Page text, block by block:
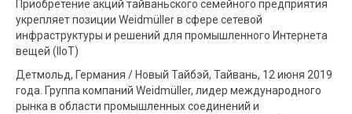
Приобретение акций тайваньского семейного предприятия
укрепляет позиции Weidmüller в сфере сетевой
инфраструктуры и решений для промышленного Интернета
вещей (IIoT)
Детмольд, Германия / Новый Тайбэй, Тайвань, 12 июня 2019
года. Группа компаний Weidmüller, лидер международного
рынка в области промышленных соединений и